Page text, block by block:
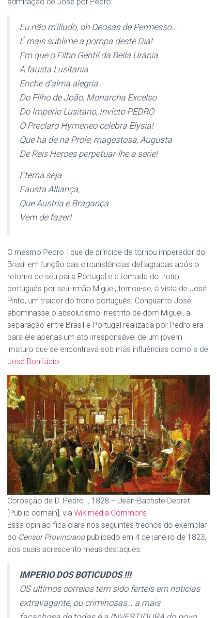
Eu não m’illudo, oh Deosas de Permesso…
É mais sublime a pompa deste Dia!
Em que o Filho Gentil da Bella Urania
A fausta Lusitania
Enche d’alma alegria.
Do Filho de João, Monarcha Excelso
Do Imperio Lusitano, Invicto PEDRO
O Preclaro Hymeneo celebra Elysia!
Que ha de na Prole, magestosa, Augusta
De Reis Heroes perpetuar-lhe a serie!
Eterna seja
Fausta Alliança,
Que Austria e Bragança
Vem de fazer!
O mesmo Pedro I que de príncipe de tornou imperador do
Brasil em função das circunstâncias deflagradas após o
retorno de seu pai a Portugal e a tomada do trono
português por seu irmão Miguel, tornou-se, à vista de José
Pinto, um traidor do trono português. Conquanto José
abominasse o absolutismo irrestrito de dom Miguel, a
separação entre Brasil e Portugal realizada por Pedro era
para ele apenas um ato irresponsável de um jovem
imaturo que se encontrava sob más influências como a de
José Bonifácio.
Coroação de D. Pedro I, 1828 – Jean-Baptiste Debret
[Public domain], via Wikimedia Commons
Essa opinião fica clara nos seguintes trechos do exemplar
do Censor Provincianopublicado em 4 de janeiro de 1823,
aos quais acrescento meus destaques:
IMPERIO DOS BOTICUDOS !!!
OS ultimos correios tem sido ferteis em noticias
extravagante, ou criminosas… a mais